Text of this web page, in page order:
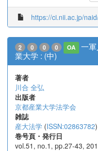
https://ci.nii.ac.jp/
2 0 0 0 OA
一
業大学 : (中)
著者
川合 全弘
出版者
京都産業大学法学会
雑誌
産大法学 (ISSN:02863782)
巻号頁・発行日
vol.51, no.1, pp.27-43,